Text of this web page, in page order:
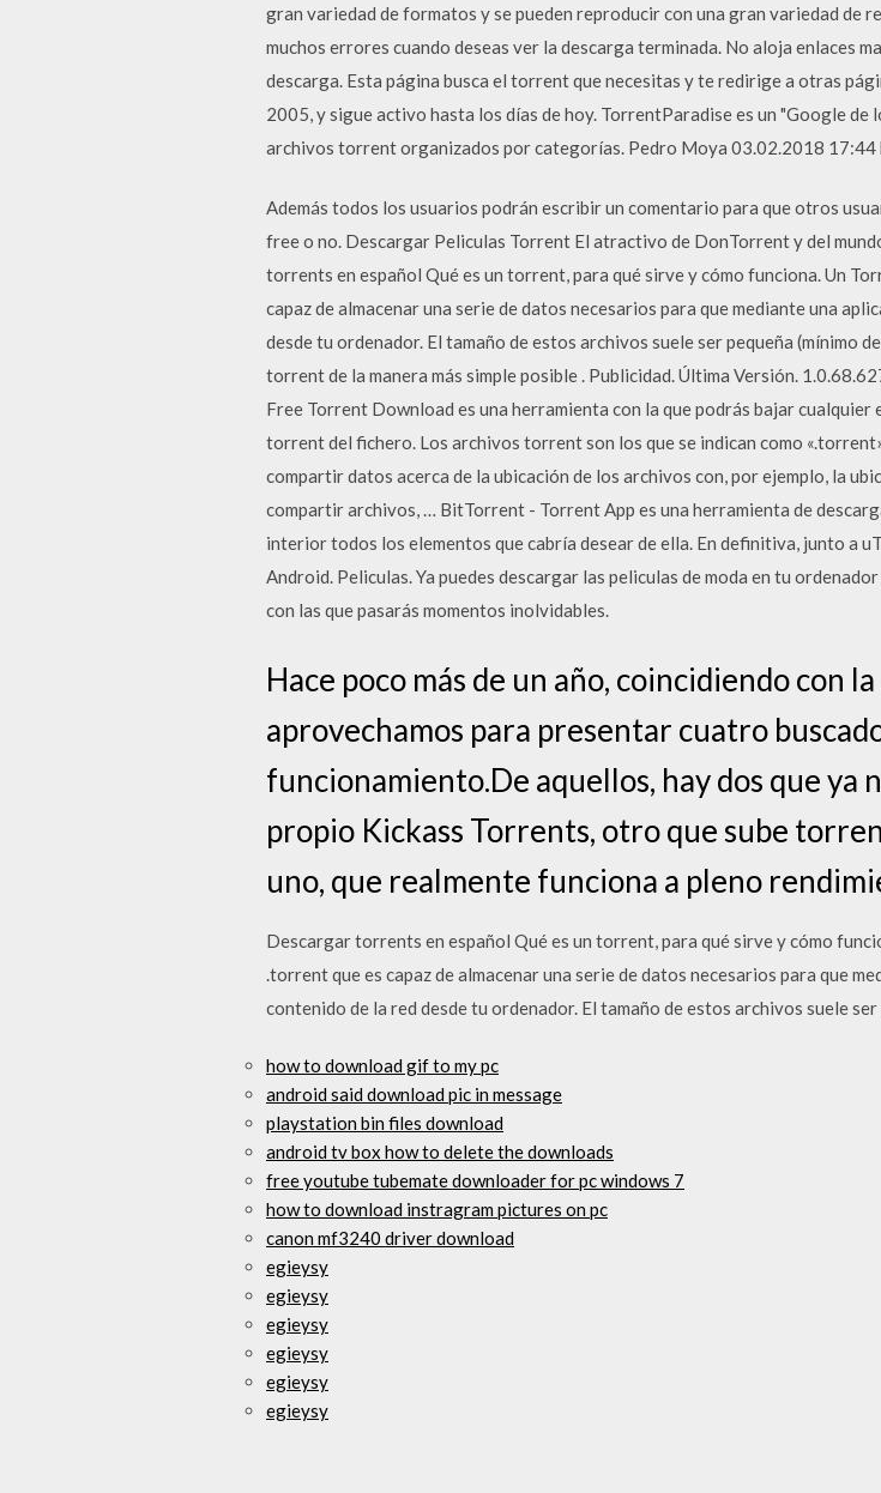
gran variedad de formatos y se pueden reproducir con una gran variedad de
muchos errores cuando deseas ver la descarga terminada. No aloja enlaces
descarga. Esta página busca el torrent que necesitas y te redirige a otras
2005, y sigue activo hasta los días de hoy. TorrentParadise es un "Google de
archivos torrent organizados por categorías. Pedro Moya 03.02.2018 17:44
Además todos los usuarios podrán escribir un comentario para que otros
free o no. Descargar Peliculas Torrent El atractivo de DonTorrent y del
torrents en español Qué es un torrent, para qué sirve y cómo funciona. Un
capaz de almacenar una serie de datos necesarios para que mediante una
desde tu ordenador. El tamaño de estos archivos suele ser pequeña (mínimo
torrent de la manera más simple posible . Publicidad. Última Versión.
Free Torrent Download es una herramienta con la que podrás bajar
torrent del fichero. Los archivos torrent son los que se indican como
compartir datos acerca de la ubicación de los archivos con, por ejemplo, la
compartir archivos, … BitTorrent - Torrent App es una herramienta de
interior todos los elementos que cabría desear de ella. En definitiva, junto a
Android. Peliculas. Ya puedes descargar las peliculas de moda en tu
con las que pasarás momentos inolvidables.
Hace poco más de un año, coincidiendo con
aprovechamos para presentar cuatro
funcionamiento.De aquellos, hay dos que ya
propio Kickass Torrents, otro que sube
uno, que realmente funciona a pleno
Descargar torrents en español Qué es un torrent, para qué sirve y cómo
.torrent que es capaz de almacenar una serie de datos necesarios para que
contenido de la red desde tu ordenador. El tamaño de estos archivos suele
how to download gif to my pc
android said download pic in message
playstation bin files download
android tv box how to delete the downloads
free youtube tubemate downloader for pc windows 7
how to download instragram pictures on pc
canon mf3240 driver download
egieysy
egieysy
egieysy
egieysy
egieysy
egieysy